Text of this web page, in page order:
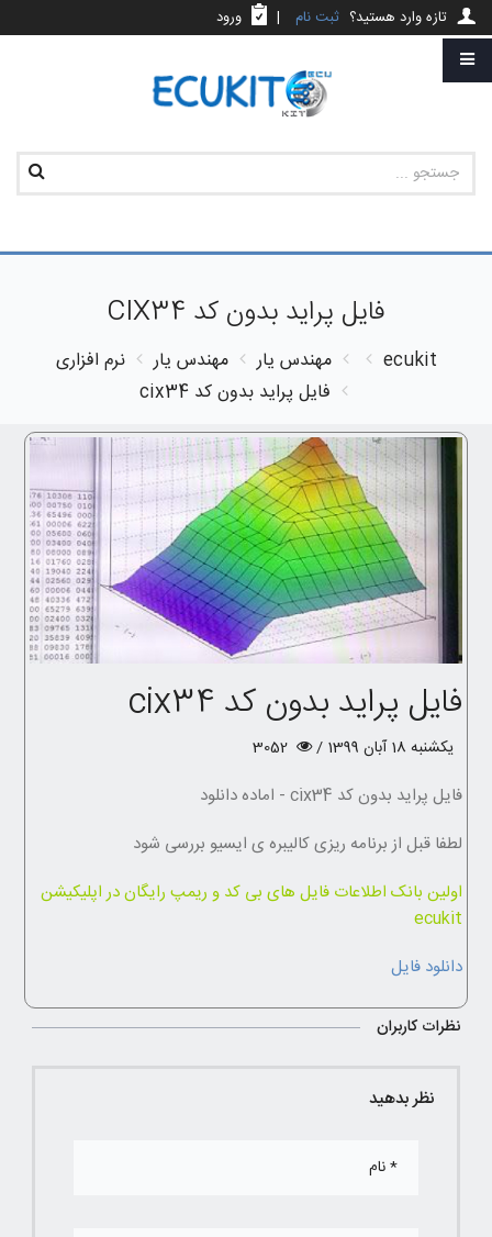
تازه وارد هستید؟ ثبت نام | ورود
فایل پراید بدون کد CIX34
ecukit مهندس یار مهندس یار
نرم افزاری
فایل پراید بدون کد cix34
فایل پراید بدون کد cix34
یکشنبه 18 آبان 1399 /
فایل پراید بدون کد cix34 - اماده دانلود
لطفا قبل از برنامه ریزی کالیبره ی ایسیو بررسی شود
اولین بانک اطلاعات فایل های بی کد و ریمپ رایگان در اپلیکیشن
ecukit
دانلود فایل
نظرات کاربران
نظر بدهید